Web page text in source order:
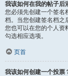
我该如何在我的帖子后
您必须先创建一个签名
档。当您创建签名档之
您也可以在您的个人资
勾选相应选项。
页首
我该如何创建一个投票